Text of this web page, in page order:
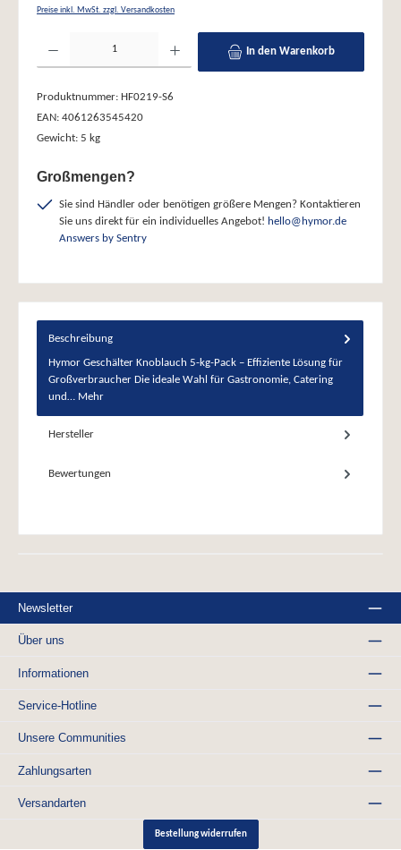
Preise inkl. MwSt. zzgl. Versandkosten
In den Warenkorb
Produktnummer: HF0219-S6
EAN: 4061263545420
Gewicht: 5 kg
Großmengen?
Sie sind Händler oder benötigen größere Mengen? Kontaktieren
Sie uns direkt für ein individuelles Angebot! hello@hymor.de
Answers by Sentry
Beschreibung
Hymor Geschälter Knoblauch 5-kg-Pack – Effiziente Lösung für
Großverbraucher Die ideale Wahl für Gastronomie, Catering
und… Mehr
Hersteller
Bewertungen
Newsletter
Über uns
Informationen
Service-Hotline
Unsere Communities
Zahlungsarten
Versandarten
Bestellung widerrufen